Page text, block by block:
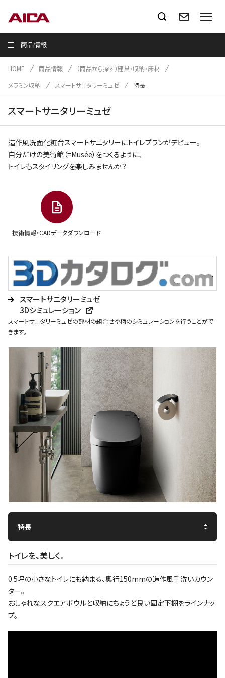
商品情報
HOME 商品情報
（商品から探す）建具・収納・床材
メラミン収納
スマートサニタリーミュゼ 特長
スマートサニタリーミュゼ
造作風洗面化粧台スマートサニタリーにトイレプランがデビュー。
自分だけの美術館（=Musée）をつくるように、
トイレもスタイリングを楽しみませんか？
技術情報・CADデータダウンロード
スマートサニタリーミュゼ
3Dシミュレーション
スマートサニタリーミュゼの部材の組合せや柄のシミュレーションを行うことがで
きます。
トイレを、美しく。
0.5坪の小さなトイレにも納まる、奥行150mmの造作風手洗いカウン
ター。
おしゃれなスクエアボウルと収納にちょうど良い固定下棚をラインナッ
プ。